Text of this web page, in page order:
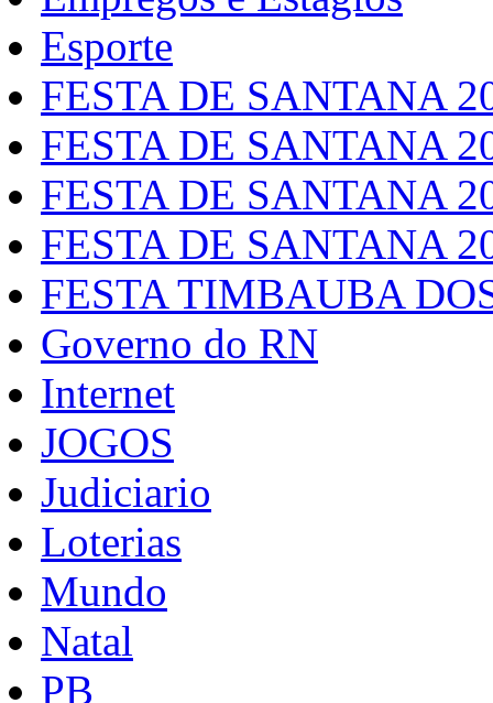
Esporte
FESTA DE SANTANA
FESTA DE SANTANA
FESTA DE SANTANA
FESTA DE SANTANA
FESTA TIMBAUBA
Governo do RN
Internet
JOGOS
Judiciario
Loterias
Mundo
Natal
PB